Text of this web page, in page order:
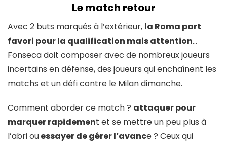
Le match retour
Avec 2 buts marqués à l’extérieur, la Roma part
favori pour la qualification mais attention…
Fonseca doit composer avec de nombreux joueurs
incertains en défense, des joueurs qui enchaînent les
matchs et un défi contre le Milan dimanche.
Comment aborder ce match ? attaquer pour
marquer rapidement et se mettre un peu plus à
l’abri ouessayer de gérer l’avance ? Ceux qui